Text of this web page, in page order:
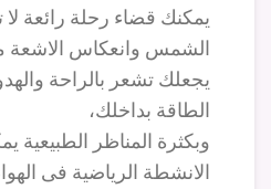
يمكنك قضاء رحلة رائعة
الشمس وانعكاس الاشعة
يجعلك تشعر بالراحة
الطاقة بداخلك،
وبكثرة المناظر الطبيعية
الانشطة الرياضية فى